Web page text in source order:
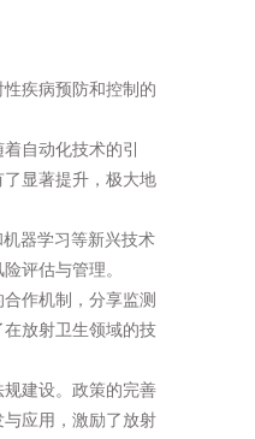
疾病预防和控制的
自动化技术的引
显著提升，极大地
器学习等新兴技术
评估与管理。
作机制，分享监测
放射卫生领域的技
建设。政策的完善
应用，激励了放射